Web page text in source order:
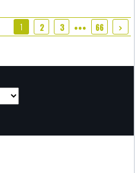
1 2 3 ●●● 66